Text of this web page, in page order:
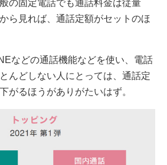
の固定電話でも通話料金は従量
ら見れば、通話定額がセットのほ
などの通話機能などを使い、電話
んどしない人にとっては、通話定
がるほうがありがたいはず。